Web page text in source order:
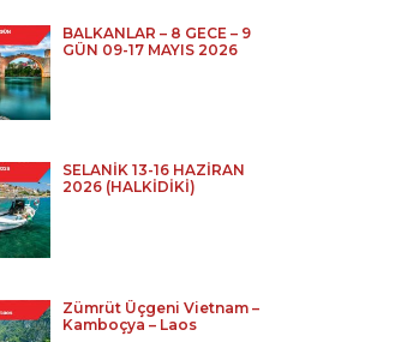
BALKANLAR – 8 GECE – 9
GÜN 09-17 MAYIS 2026
SELANİK 13-16 HAZİRAN
2026 (HALKİDİKİ)
Zümrüt Üçgeni Vietnam –
Kamboçya – Laos